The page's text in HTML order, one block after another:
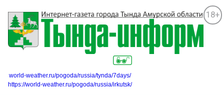
18+
world-weather.ru/pogoda/russia/tynda/7days/
https://world-weather.ru/pogoda/russia/irkutsk/